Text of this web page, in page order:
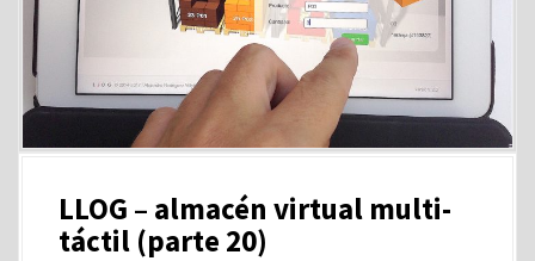
LLOG – almacén virtual multi-
táctil (parte 20)